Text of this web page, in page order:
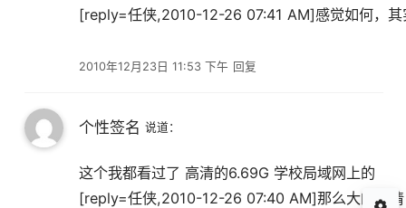
2010年12月23日 11:53 下午
[reply=任侠,2010-12-26 07:41 AM]感觉如何，
回复
个性签名 说道：
这个我都看过了 高清的6.69G 学校局域网上的
[reply=任侠,2010-12-26 07:40 AM]那么大的高